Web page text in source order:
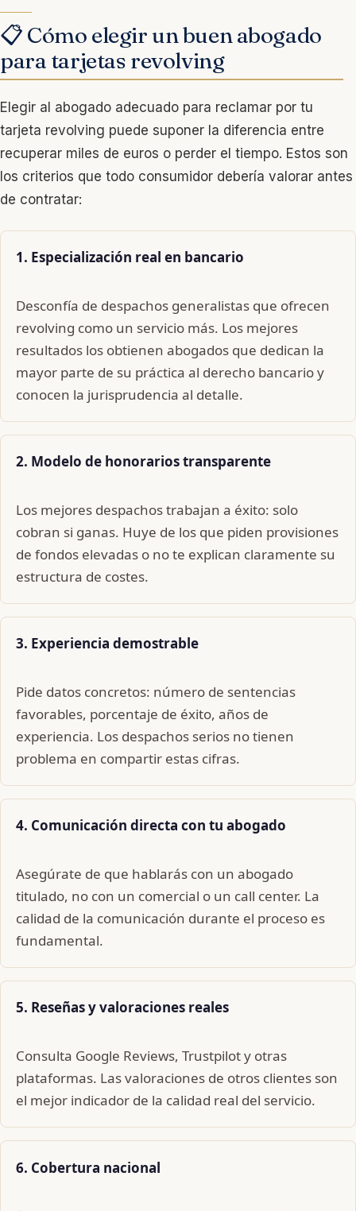
📋 Cómo elegir un buen abogado
para tarjetas revolving
Elegir al abogado adecuado para reclamar por tu
tarjeta revolving puede suponer la diferencia entre
recuperar miles de euros o perder el tiempo. Estos son
los criterios que todo consumidor debería valorar antes
de contratar:
1. Especialización real en bancario
Desconfía de despachos generalistas que ofrecen
revolving como un servicio más. Los mejores
resultados los obtienen abogados que dedican la
mayor parte de su práctica al derecho bancario y
conocen la jurisprudencia al detalle.
2. Modelo de honorarios transparente
Los mejores despachos trabajan a éxito: solo
cobran si ganas. Huye de los que piden provisiones
de fondos elevadas o no te explican claramente su
estructura de costes.
3. Experiencia demostrable
Pide datos concretos: número de sentencias
favorables, porcentaje de éxito, años de
experiencia. Los despachos serios no tienen
problema en compartir estas cifras.
4. Comunicación directa con tu abogado
Asegúrate de que hablarás con un abogado
titulado, no con un comercial o un call center. La
calidad de la comunicación durante el proceso es
fundamental.
5. Reseñas y valoraciones reales
Consulta Google Reviews, Trustpilot y otras
plataformas. Las valoraciones de otros clientes son
el mejor indicador de la calidad real del servicio.
6. Cobertura nacional